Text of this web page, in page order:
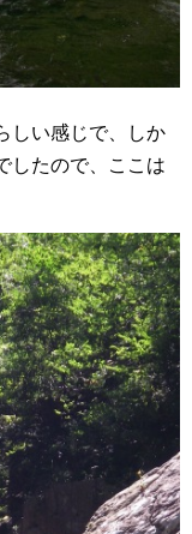
しい感じで、しか
したので、ここは